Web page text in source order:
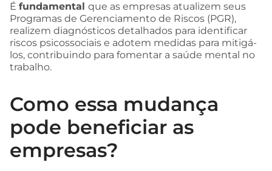
É fundamental que as empresas atualizem seus
Programas de Gerenciamento de Riscos (PGR),
realizem diagnósticos detalhados para identificar
riscos psicossociais e adotem medidas para mitigá-
los, contribuindo para fomentar a saúde mental no
trabalho.
Como essa mudança
pode beneficiar as
empresas?